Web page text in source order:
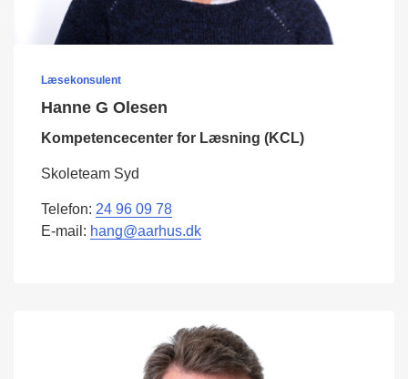
Læsekonsulent
Hanne G Olesen
Kompetencecenter for Læsning (KCL)
Skoleteam Syd
Telefon: 24 96 09 78
E-mail: hang@aarhus.dk